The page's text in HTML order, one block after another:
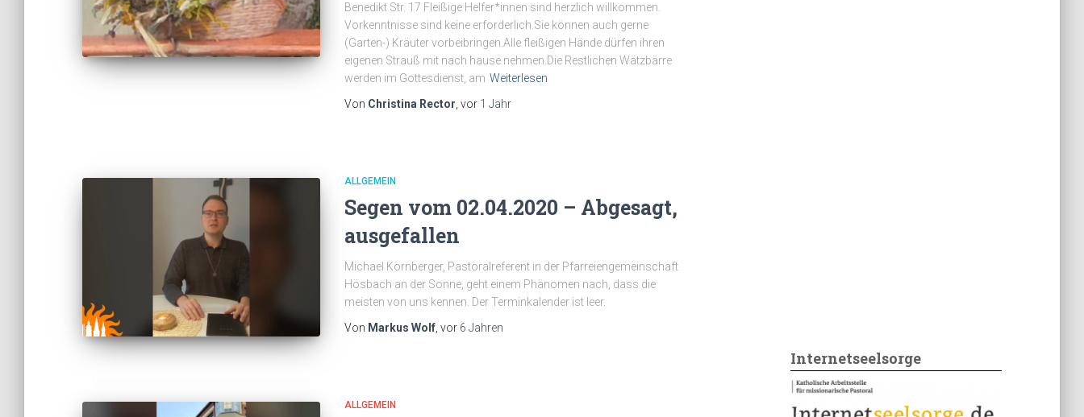
Benedikt Str. 17 Fleißige Helfer*innen sind herzlich willkommen.
Vorkenntnisse sind keine erforderlich.Sie können auch gerne
(Garten-) Kräuter vorbeibringen.Alle fleißigen Hände dürfen ihren
eigenen Strauß mit nach hause nehmen.Die Restlichen Wätzbärre
werden im Gottesdienst, am Weiterlesen
Von Christina Rector , vor 1 Jahr
ALLGEMEIN
Segen vom 02.04.2020 – Abgesagt,
ausgefallen
Michael Kornberger, Pastoralreferent in der Pfarreiengemeinschaft
Hösbach an der Sonne, geht einem Phänomen nach, dass die
meisten von uns kennen. Der Terminkalender ist leer.
Von Markus Wolf , vor 6 Jahren
ALLGEMEIN
Internetseelsorge